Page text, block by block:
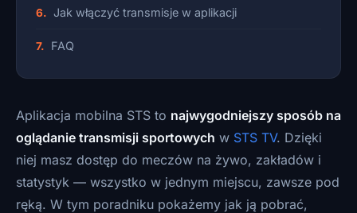
Jak włączyć transmisje w aplikacji
FAQ
Aplikacja mobilna STS to najwygodniejszy sposób na
oglądanie transmisji sportowych w STS TV. Dzięki
niej masz dostęp do meczów na żywo, zakładów i
statystyk — wszystko w jednym miejscu, zawsze pod
ręką. W tym poradniku pokażemy jak ją pobrać,